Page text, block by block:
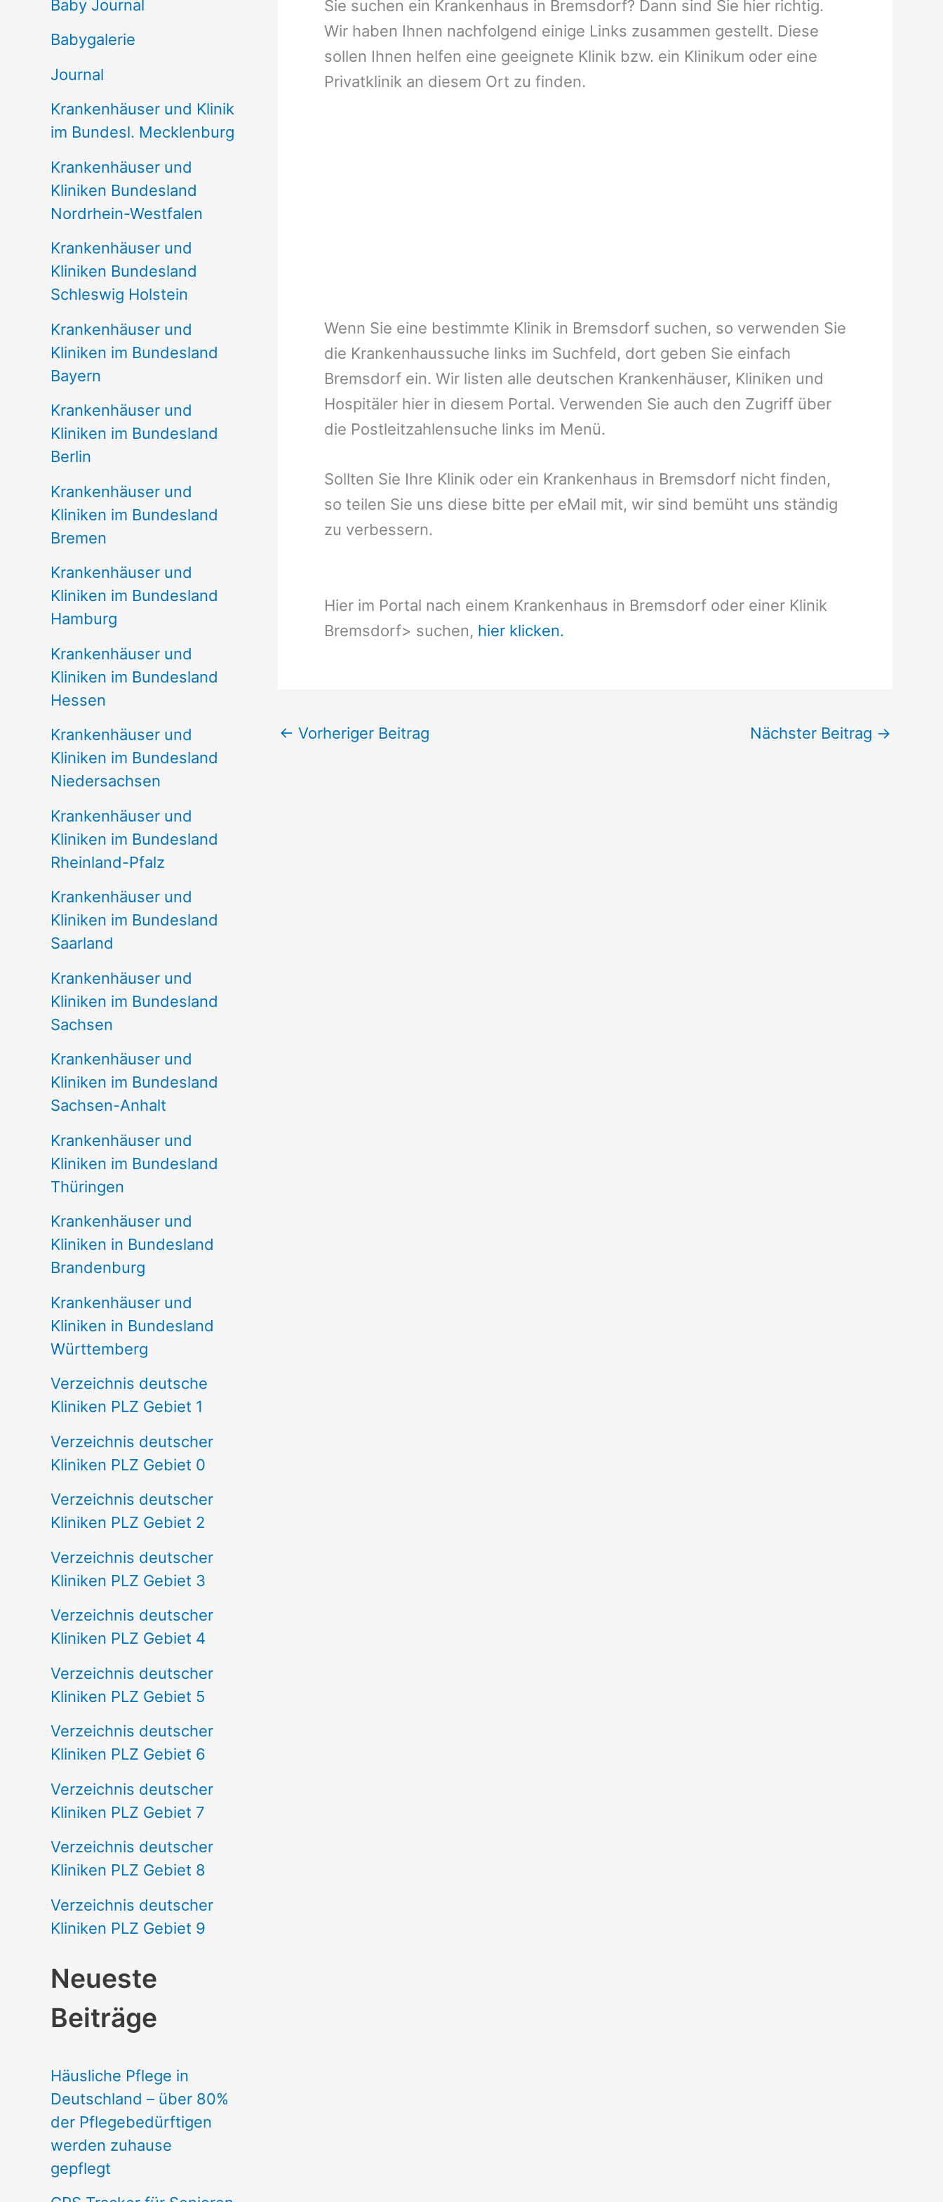
n
n
c
h
:
Baby Journal
Babygalerie
Journal
Krankenhäuser und Klinik
im Bundesl. Mecklenburg
Krankenhäuser und
Kliniken Bundesland
Nordrhein-Westfalen
Krankenhäuser und
Kliniken Bundesland
Schleswig Holstein
Krankenhäuser und
Kliniken im Bundesland
Bayern
Krankenhäuser und
Kliniken im Bundesland
Berlin
Krankenhäuser und
Kliniken im Bundesland
Bremen
Krankenhäuser und
Kliniken im Bundesland
Hamburg
Krankenhäuser und
Kliniken im Bundesland
Hessen
Krankenhäuser und
Kliniken im Bundesland
Niedersachsen
Krankenhäuser und
Kliniken im Bundesland
Rheinland-Pfalz
Krankenhäuser und
Kliniken im Bundesland
Saarland
Krankenhäuser und
Kliniken im Bundesland
Sachsen
Krankenhäuser und
Kliniken im Bundesland
Sachsen-Anhalt
Krankenhäuser und
Kliniken im Bundesland
Thüringen
Krankenhäuser und
Kliniken in Bundesland
Brandenburg
Krankenhäuser und
Kliniken in Bundesland
Württemberg
Verzeichnis deutsche
Kliniken PLZ Gebiet 1
Verzeichnis deutscher
Kliniken PLZ Gebiet 0
Verzeichnis deutscher
Kliniken PLZ Gebiet 2
Verzeichnis deutscher
Kliniken PLZ Gebiet 3
Verzeichnis deutscher
Kliniken PLZ Gebiet 4
Verzeichnis deutscher
Kliniken PLZ Gebiet 5
Verzeichnis deutscher
Kliniken PLZ Gebiet 6
Verzeichnis deutscher
Kliniken PLZ Gebiet 7
Verzeichnis deutscher
Kliniken PLZ Gebiet 8
Verzeichnis deutscher
Kliniken PLZ Gebiet 9
Neueste
Beiträge
Häusliche Pflege in
Deutschland – über 80%
der Pflegebedürftigen
werden zuhause
gepflegt
Sie suchen ein Krankenhaus in Bremsdorf? Dann sind Sie hier richtig.
Wir haben Ihnen nachfolgend einige Links zusammen gestellt. Diese
sollen Ihnen helfen eine geeignete Klinik bzw. ein Klinikum oder eine
Privatklinik an diesem Ort zu finden.
Wenn Sie eine bestimmte Klinik in Bremsdorf suchen, so verwenden Sie
die Krankenhaussuche links im Suchfeld, dort geben Sie einfach
Bremsdorf ein. Wir listen alle deutschen Krankenhäuser, Kliniken und
Hospitäler hier in diesem Portal. Verwenden Sie auch den Zugriff über
die Postleitzahlensuche links im Menü.
Sollten Sie Ihre Klinik oder ein Krankenhaus in Bremsdorf nicht finden,
so teilen Sie uns diese bitte per eMail mit, wir sind bemüht uns ständig
zu verbessern.
Hier im Portal nach einem Krankenhaus in Bremsdorf oder einer Klinik
Bremsdorf> suchen, hier klicken.
← Vorheriger Beitrag Nächster Beitrag →